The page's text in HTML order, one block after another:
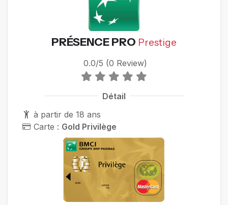
PRÉSENCE PRO Prestige
0.0/5 (0 Review)
Détail
à partir de 18 ans
Carte : Gold Privilège